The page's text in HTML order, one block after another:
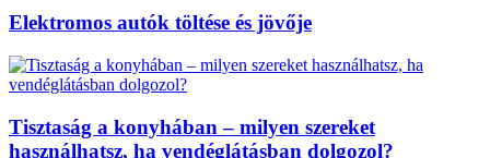
Elektromos autók töltése és jövője
Tisztaság a konyhában – milyen szereket
használhatsz, ha vendéglátásban dolgozol?